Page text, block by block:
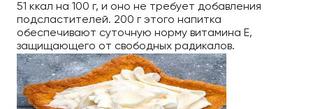
51 ккал на 100 г, и оно не требует добавления
подсластителей. 200 г этого напитка
обеспечивают суточную норму витамина E,
защищающего от свободных радикалов.